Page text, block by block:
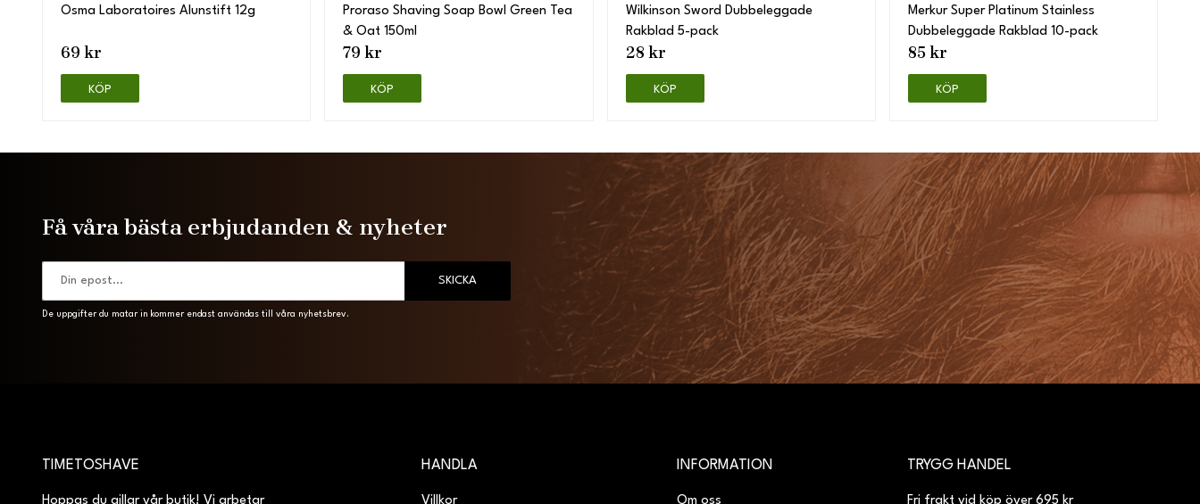
Osma Laboratoires Alunstift 12g
69 kr
KÖP
Proraso Shaving Soap Bowl Green Tea
& Oat 150ml
79 kr
KÖP
Wilkinson Sword Dubbeleggade
Rakblad 5-pack
28 kr
KÖP
Merkur Super Platinum Stainless
Dubbeleggade Rakblad 10-pack
85 kr
KÖP
Få våra bästa erbjudanden & nyheter
SKICKA
De uppgifter du matar in kommer endast användas till våra nyhetsbrev.
TIMETOSHAVE
Hoppas du gillar vår butik! Vi arbetar
HANDLA
Villkor
INFORMATION
Om oss
TRYGG HANDEL
Fri frakt vid köp över 695 kr